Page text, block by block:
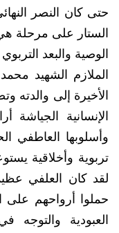
حتى كان النصر
الستار على مرحلة
الوصية والبعد التربوي
الملازم الشهيد
الأخيرة إلى والدته
الإنسانية
وأسلوبها العاطفي
تربوية وأخلاقية
لقد كان العلفي
حملوا أرواحهم
العبودية والتوجه